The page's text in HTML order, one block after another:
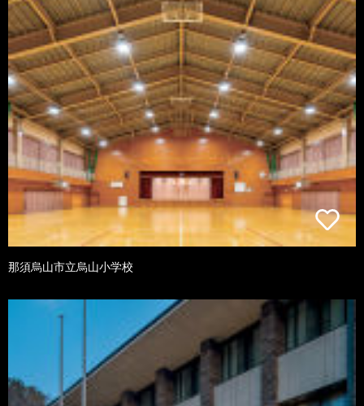
那須烏山市立烏山小学校